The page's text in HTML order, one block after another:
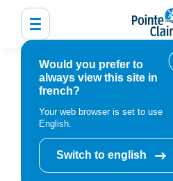
Would you prefer to
always view this site in
french?
Your web browser is set to use
English.
Switch to english
Accueil Organisation municipale
Actualités
Subvention du
pour le projet culturel Géopoétique